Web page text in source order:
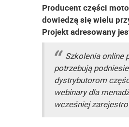
Producent części
dowiedzą się wielu
Projekt adresowany
Szkolenia online
potrzebują
dystrybutorom
webinary dla
wcześniej